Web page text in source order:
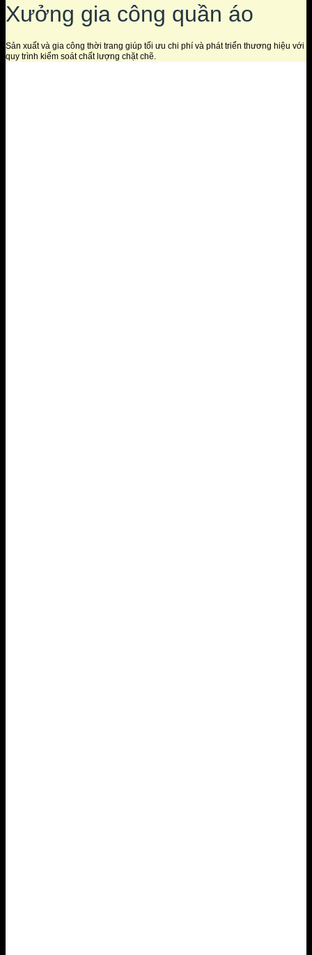
Xưởng gia công quần áo
Sản xuất và gia công thời trang giúp tối ưu chi phí và phát triển thương hiệu với
quy trình kiểm soát chất lượng chặt chẽ.